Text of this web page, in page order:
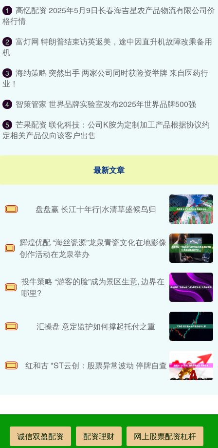
1
高忆配资 2025年5月9日长春海吉星农产品物流有限公司价
格行情
2
富灯网 特朗普结束访英返美，途中因直升机故障改乘备用
机
3
海纳策略 突然出手 两家公司同时获险资举牌 来自医药行
业！
4 智策管家 世界品牌实验室发布2025年世界品牌500强
5
芒果配资 联化科技：公司K胺为定制加工产品根据协议约
定相关产品仅向该客户出售
最新文章
盘盘赢 长江十年行|水清草盛候鸟归
辉煌优配 “海丝瓷源”龙泉青瓷文化在地影像
创作活动在龙泉举办
投牛策略 “游客的脸”成为景区生意, 边界在
哪里?
汇操盘 意定监护如何撑起托付之重
红和古 *ST云创：股票异常波动 停牌自查
诚信双盈配资 配资理财 网上股票配资杠杆